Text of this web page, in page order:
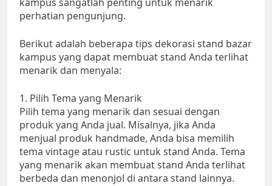
perhatian pengunjung.
Berikut adalah beberapa tips dekorasi stand bazar
kampus yang dapat membuat stand Anda terlihat
menarik dan menyala:
1. Pilih Tema yang Menarik
Pilih tema yang menarik dan sesuai dengan
produk yang Anda jual. Misalnya, jika Anda
menjual produk handmade, Anda bisa memilih
tema vintage atau rustic untuk stand Anda. Tema
yang menarik akan membuat stand Anda terlihat
berbeda dan menonjol di antara stand lainnya.